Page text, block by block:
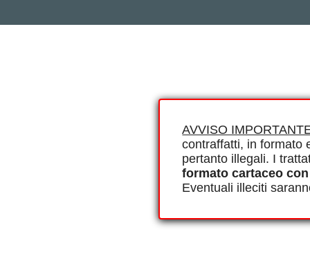
AVVISO
contraffatti, in formato
pertanto illegali. I
formato cartaceo
Eventuali illeciti